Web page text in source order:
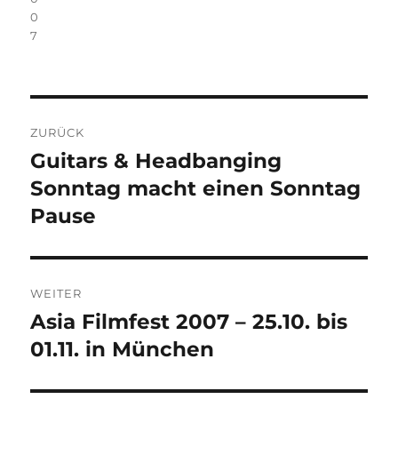
0
7
ZURÜCK
Vorheriger
Beitrag:
Guitars & Headbanging
Sonntag macht einen Sonntag
Pause
WEITER
Nächster
Beitrag:
Asia Filmfest 2007 – 25.10. bis
01.11. in München